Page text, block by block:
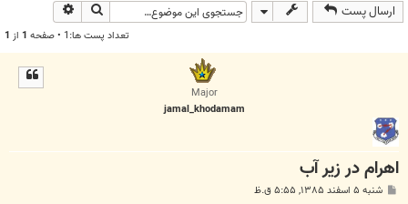
ارسال پست جستجو
تعداد پست ها:1 • صفحه 1 از 1
Major
jamal_khodamam
اهرام در زير آب
شنبه ۵ اسفند ۱۳۸۵, ۵:۵۵ ق.ظ